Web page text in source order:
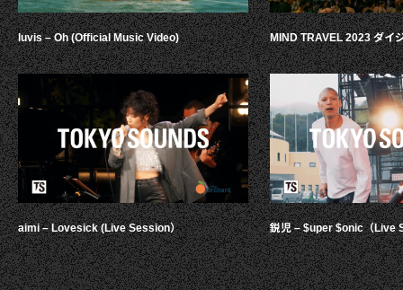
luvis – Oh (Official Music Video)
aimi – Lovesick (Live Session）
MIND TRAVEL 2023 ダイ
鋭児 – $uper $onic（Live